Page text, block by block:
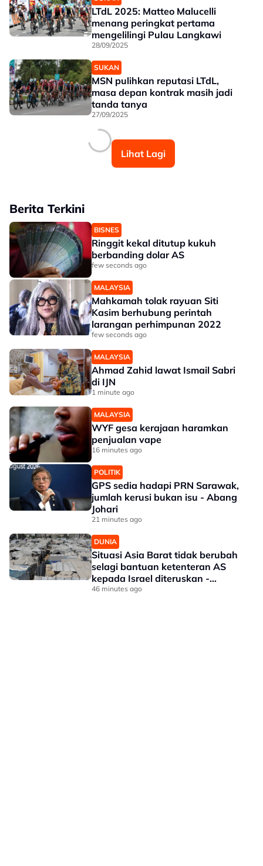
LTdL 2025: Matteo Malucelli
menang peringkat pertama
mengelilingi Pulau Langkawi
28/09/2025
SUKAN
MSN pulihkan reputasi LTdL,
masa depan kontrak masih jadi
tanda tanya
27/09/2025
Lihat Lagi
Berita Terkini
BISNES
Ringgit kekal ditutup kukuh
berbanding dolar AS
few seconds ago
MALAYSIA
Mahkamah tolak rayuan Siti
Kasim berhubung perintah
larangan perhimpunan 2022
few seconds ago
MALAYSIA
Ahmad Zahid lawat Ismail Sabri
di IJN
1 minute ago
MALAYSIA
WYF gesa kerajaan haramkan
penjualan vape
16 minutes ago
POLITIK
GPS sedia hadapi PRN Sarawak,
jumlah kerusi bukan isu - Abang
Johari
21 minutes ago
DUNIA
Situasi Asia Barat tidak berubah
selagi bantuan ketenteran AS
kepada Israel diteruskan -
Penganalisis
46 minutes ago